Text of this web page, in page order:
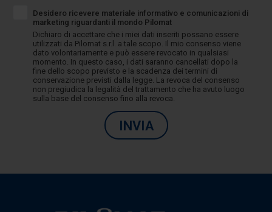
Desidero ricevere materiale informativo e comunicazioni di
marketing riguardanti il mondo Pilomat
Dichiaro di accettare che i miei dati inseriti possano essere
utilizzati da Pilomat s.r.l. a tale scopo. Il mio consenso viene
dato volontariamente e può essere revocato in qualsiasi
momento. In questo caso, i dati saranno cancellati dopo la
fine dello scopo previsto e la scadenza dei termini di
conservazione previsti dalla legge. La revoca del consenso
non pregiudica la legalità del trattamento che ha avuto luogo
sulla base del consenso fino alla revoca.
INVIA